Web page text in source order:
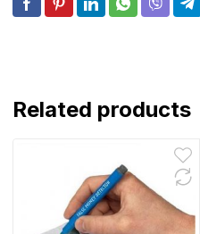
Related products